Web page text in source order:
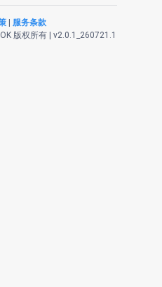
|
服务条款
版权所有 | v2.0.1_260721.1